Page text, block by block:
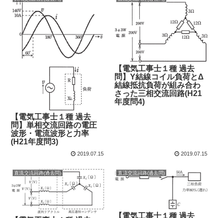
【電気工事士１種 過去
問】単相交流回路の電圧
波形・電流波形と力率
(H21年度問3)
2019.07.15
【電気工事士１種 過去
問】Y結線コイル負荷とΔ
結線抵抗負荷が組み合わ
さった三相交流回路(H21
年度問4)
2019.07.15
直流交流回路(過去問) 直流交流回路(過去問)
【電気工事士１種 過去